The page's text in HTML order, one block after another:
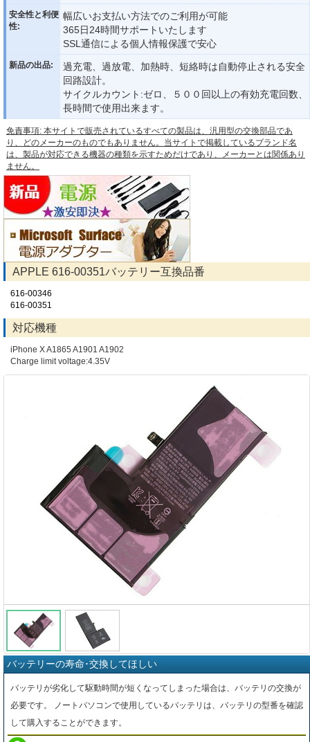
安全性と利便
性:
幅広いお支払い方法でのご利用が可能
365日24時間サポートいたします
SSL通信による個人情報保護で安心
新品の出品:
過充電、過放電、加熱時、短絡時は自動停止される安全
回路設計。
サイクルカウント:ゼロ、５００回以上の有効充電回数、
長時間で使用出来ます。
免責事項: 本サイトで販売されているすべての製品は、汎用型の交換部品であ
り、どのメーカーのものでもありません。当サイトで掲載しているブランド名
は、製品が対応できる機器の種類を示すためだけであり、メーカーとは関係あり
ません。
APPLE 616-00351バッテリー互換品番
616-00346
616-00351
対応機種
iPhone X A1865 A1901 A1902
Charge limit voltage:4.35V
バッテリーの寿命･交換してほしい
バッテリが劣化して駆動時間が短くなってしまった場合は、バッテリの交換が
必要です。 ノートパソコンで使用しているバッテリは、バッテリの型番を確認
して購入することができます。